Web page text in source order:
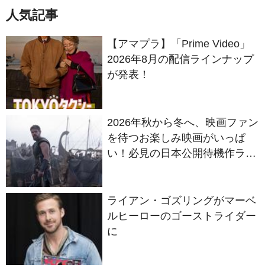
人気記事
【アマプラ】「Prime Video」
2026年8月の配信ラインナップ
が発表！
2026年秋から冬へ、映画ファン
を待つお楽しみ映画がいっぱ
い！必見の日本公開待機作ライ
ライアン・ゴズリングがマーベ
ルヒーローのゴーストライダー
に